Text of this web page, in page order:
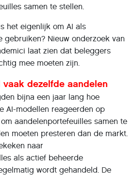
samen te stellen.
het eigenlijk om AI als
gebruiken? Nieuw onderzoek van
laat zien dat beleggers
mee moeten zijn.
dezelfde aandelen
bijna een jaar lang hoe
AI-modellen reageerden op
aandelenportefeuilles samen te
moeten presteren dan de markt.
naar
als actief beheerde
wordt gehandeld. De